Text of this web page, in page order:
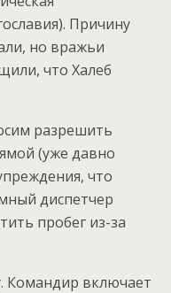
Причину
но вражьи
что Халеб
разрешить
(уже давно
что
диспетчер
пробег из-за
Командир включает